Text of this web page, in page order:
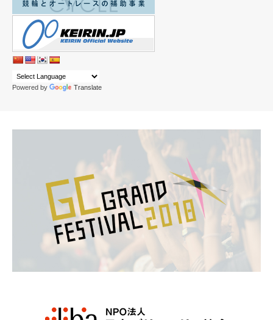
Powered by Translate